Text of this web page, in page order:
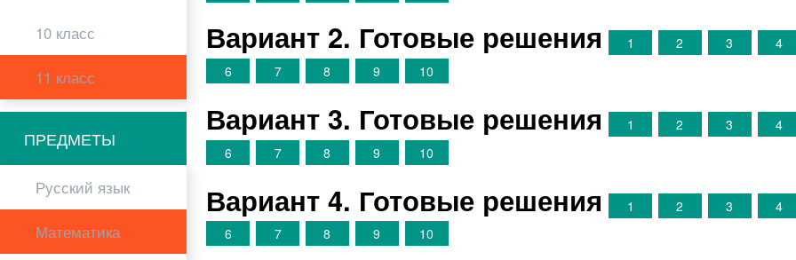
10 класс
11 класс
ПРЕДМЕТЫ
Русский язык
Математика
Вариант 2. Готовые решения 1 2 3 4
6
7 8 9 10
Вариант 3. Готовые решения 1 2 3 4
6
7 8 9 10
Вариант 4. Готовые решения 1 2 3 4
6
7 8 9 10